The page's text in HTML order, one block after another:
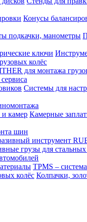
Конусы
подкачки, манометры
ключи
колёс
для монтажа
Системы для
камер Камерные
шин
инструмент
грузы для
TPMS –
колёс Колпачки,